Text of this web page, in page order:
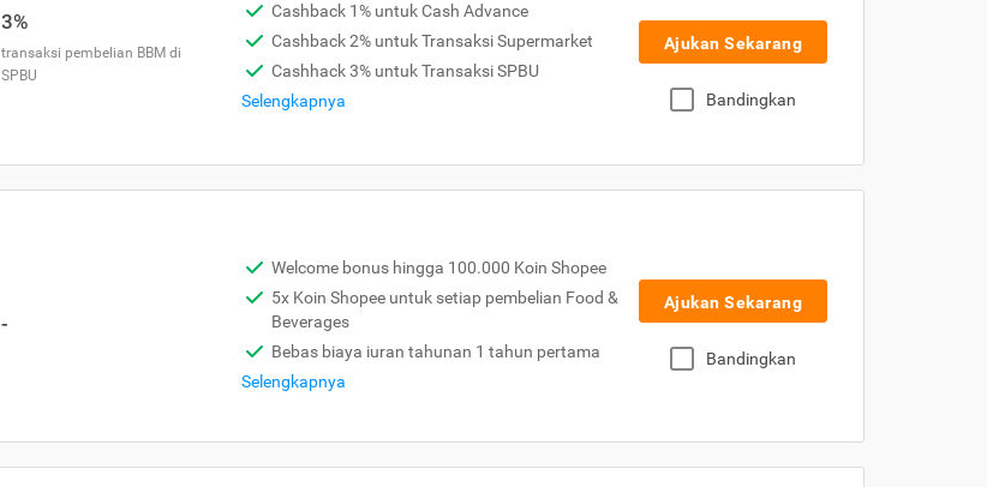
3%
transaksi pembelian BBM di
SPBU
Cashback 1% untuk Cash Advance
Cashback 2% untuk Transaksi Supermarket
Cashhack 3% untuk Transaksi SPBU
Selengkapnya
Ajukan Sekarang
Bandingkan
-
Welcome bonus hingga 100.000 Koin Shopee
5x Koin Shopee untuk setiap pembelian Food &
Beverages
Bebas biaya iuran tahunan 1 tahun pertama
Selengkapnya
Ajukan Sekarang
Bandingkan